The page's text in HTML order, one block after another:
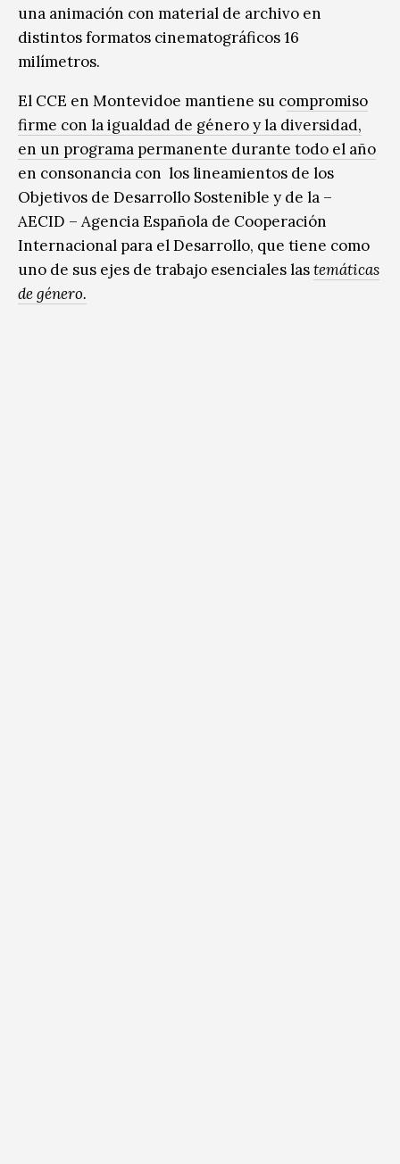
una animación con material de archivo en
distintos formatos cinematográficos 16
milímetros.
El CCE en Montevidoe mantiene su compromiso
firme con la igualdad de género y la diversidad,
en un programa permanente durante todo el año
en consonancia con los lineamientos de los
Objetivos de Desarrollo Sostenible y de la –
AECID – Agencia Española de Cooperación
Internacional para el Desarrollo, que tiene como
uno de sus ejes de trabajo esenciales lastemáticas
de género.